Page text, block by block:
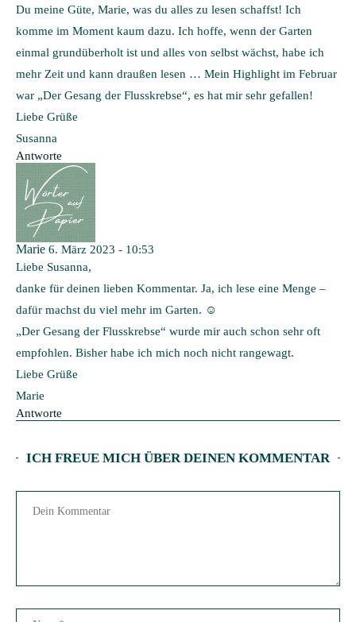
Du meine Güte, Marie, was du alles zu lesen schaffst! Ich
komme im Moment kaum dazu. Ich hoffe, wenn der Garten
einmal grundüberholt ist und alles von selbst wächst, habe ich
mehr Zeit und kann draußen lesen … Mein Highlight im Februar
war „Der Gesang der Flusskrebse“, es hat mir sehr gefallen!
Liebe Grüße
Susanna
Antworte
Marie 6. März 2023 - 10:53
Liebe Susanna,
danke für deinen lieben Kommentar. Ja, ich lese eine Menge –
dafür machst du viel mehr im Garten. ☺️
„Der Gesang der Flusskrebse“ wurde mir auch schon sehr oft
empfohlen. Bisher habe ich mich noch nicht rangewagt.
Liebe Grüße
Marie
Antworte
ICH FREUE MICH ÜBER DEINEN KOMMENTAR